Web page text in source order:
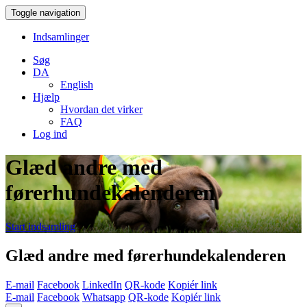
Toggle navigation
Indsamlinger
Søg
DA
English
Hjælp
Hvordan det virker
FAQ
Log ind
Glæd andre med
førerhundekalenderen
Start indsamling
Glæd andre med førerhundekalenderen
E-mail Facebook LinkedIn QR-kode Kopiér link
E-mail Facebook Whatsapp QR-kode Kopiér link